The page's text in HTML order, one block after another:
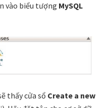
vào biểu tượng MySQL
thấy cửa sổ Create a new